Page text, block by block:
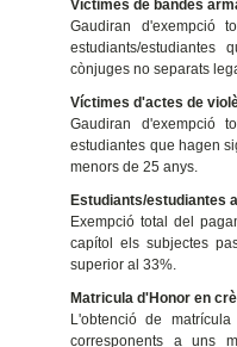
Víctimes de bandes
Gaudiran d'exempció
estudiants/
cònjuges no separats
Víctimes d'actes de
Gaudiran d'exempció
estudiantes que hagen
menors de 25 anys.
Estudiants/estudiantes
Exempció total del
capítol els subjectes
superior al 33%.
Matricula d'Honor en
L'obtenció de
corresponents a uns